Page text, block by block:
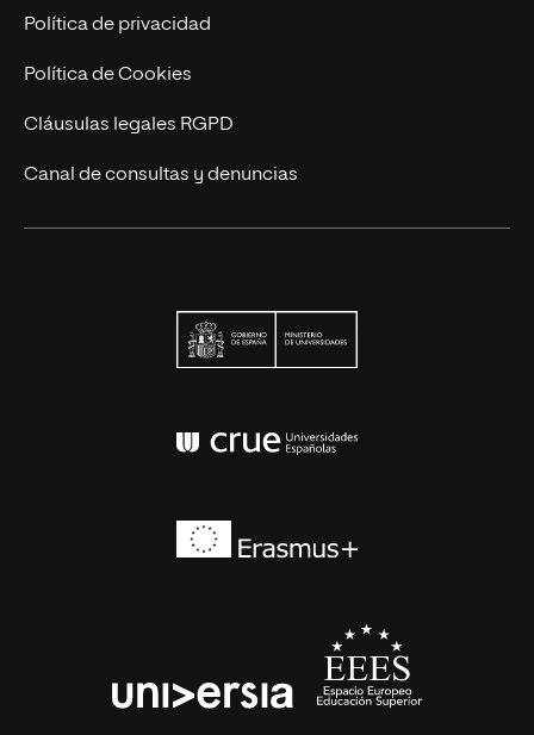
Contacto
Política de privacidad
Política de Cookies
Cláusulas legales RGPD
Canal de consultas y denuncias
Conferencia de
universia